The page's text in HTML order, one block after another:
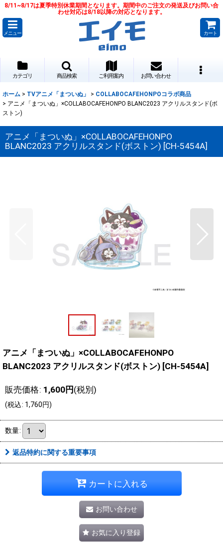
8/11~8/17は夏季特別休業期間となります。期間中のご注文の発送及びお問い合
わせ対応は8/18以降の対応となります。
メニュー カート
カテゴリ 商品検索 ご利用案内 お問い合わせ
ホーム > TVアニメ「まついぬ」 > COLLABOCAFEHONPOコラボ商品
> アニメ「まついぬ」×COLLABOCAFEHONPO BLANC2023 アクリルスタンド(ボ
ストン)
アニメ「まついぬ」×COLLABOCAFEHONPO
BLANC2023 アクリルスタンド(ボストン) [CH-5454A]
アニメ「まついぬ」×COLLABOCAFEHONPO
BLANC2023 アクリルスタンド(ボストン) [CH-5454A]
販売価格: 1,600円 (税別)
(税込: 1,760円)
数量:
返品特約に関する重要事項
カートに入れる
お問い合わせ
お気に入り登録